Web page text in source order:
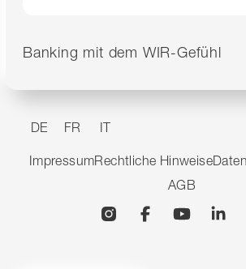
Banking mit dem WIR-Gefühl
DE FR IT
ImpressumRechtliche Hinweise
AGB
InstagramFacebookYouTube